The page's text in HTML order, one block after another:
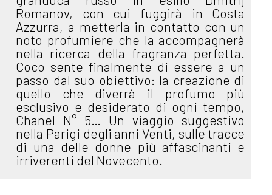
Romanov, con cui fuggirà in Costa
Azzurra, a metterla in contatto con un
noto profumiere che la accompagnerà
nella ricerca della fragranza perfetta.
Coco sente finalmente di essere a un
passo dal suo obiettivo: la creazione di
quello che diverrà il profumo più
esclusivo e desiderato di ogni tempo,
Chanel N° 5… Un viaggio suggestivo
nella Parigi degli anni Venti, sulle tracce
di una delle donne più affascinanti e
irriverenti del Novecento.